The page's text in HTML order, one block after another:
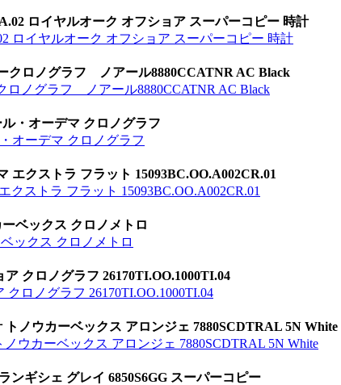
ロイヤルオーク オフショア スーパーコピー 時計
ロイヤルオーク オフショア スーパーコピー 時計
クロノグラフ ノアール8880CCATNR AC Black
ロノグラフ ノアール8880CCATNR AC Black
・オーデマ クロノグラフ
オーデマ クロノグラフ
エクストラ フラット 15093BC.OO.A002CR.01
ストラ フラット 15093BC.OO.A002CR.01
ベックス クロノメトロ
ックス クロノメトロ
クロノグラフ 26170TI.OO.1000TI.04
ロノグラフ 26170TI.OO.1000TI.04
ノウカーベックス アロンジェ 7880SCDTRAL 5N White
ウカーベックス アロンジェ 7880SCDTRAL 5N White
ンギシェ グレイ 6850S6GG スーパーコピー